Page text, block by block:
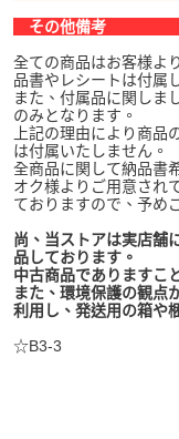
その他備考
全ての商品はお客様よ
品書やレシートは付属
また、付属品に関しま
のみとなります。
上記の理由により商
は付属いたしません。
全商品に関して納品書
オク様よりご用意され
ておりますので、予め
尚、当ストアは実店舗
品しております。
中古商品でありますこ
また、環境保護の観点
利用し、発送用の箱や
☆B3-3